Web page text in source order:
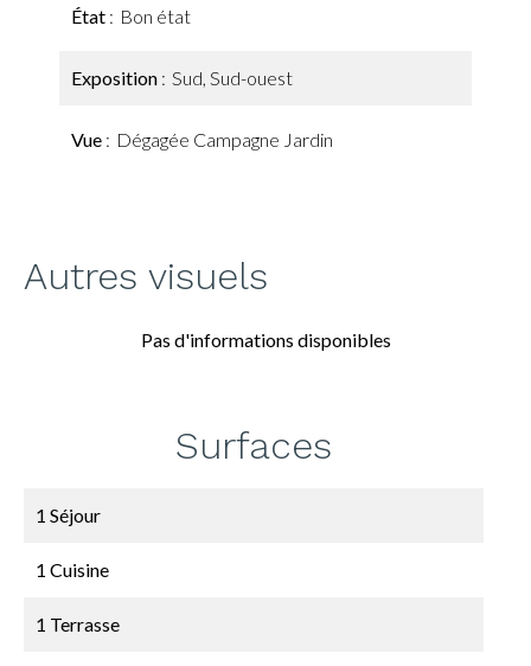
État Bon état
Exposition Sud, Sud-ouest
Vue Dégagée Campagne Jardin
Autres visuels
Pas d'informations disponibles
Surfaces
1 Séjour
1 Cuisine
1 Terrasse